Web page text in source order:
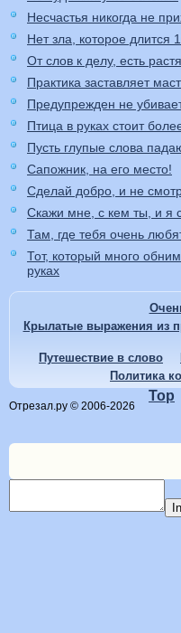
Несчастья никогда не
Нет зла, которое длится
От слов к делу, есть
Практика заставляет
Предупрежден не
Птица в руках стоит
Пусть глупые слова
Сапожник, на его место!
Сделай добро, и не
Скажи мне, с кем ты, и я
Там, где тебя очень
Тот, который много
руках
Крылатые выражения из
Путешествие в слово
Политика
Отрезал.ру © 2006-2026
Top